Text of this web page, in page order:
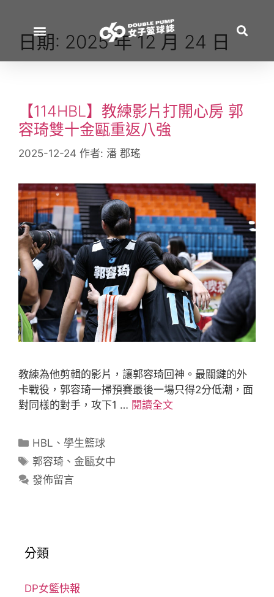
日期: 2025 年 12 月 24 日
【114HBL】教練影片打開心房 郭
容琦雙十金甌重返八強
2025-12-24 作者: 潘 郡瑤
教練為他剪輯的影片，讓郭容琦回神。最關鍵的外
卡戰役，郭容琦一掃預賽最後一場只得2分低潮，面
對同樣的對手，攻下1 … 閱讀全文
HBL 、 學生籃球
郭容琦 、金甌女中
發佈留言
分類
DP女籃快報